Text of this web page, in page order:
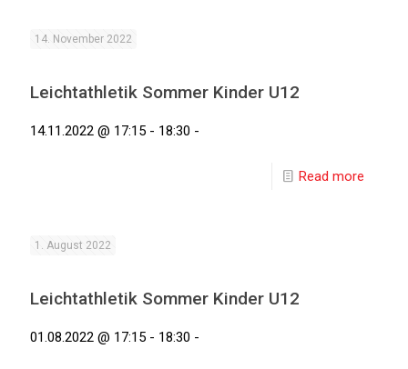
14. November 2022
Leichtathletik Sommer Kinder U12
14.11.2022 @ 17:15 - 18:30 -
Read more
1. August 2022
Leichtathletik Sommer Kinder U12
01.08.2022 @ 17:15 - 18:30 -